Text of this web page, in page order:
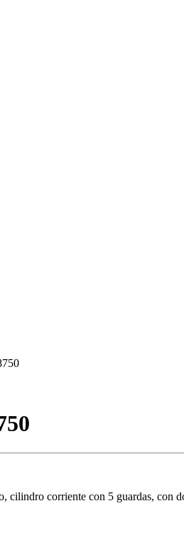
cilindro corriente con 5 guardas, con